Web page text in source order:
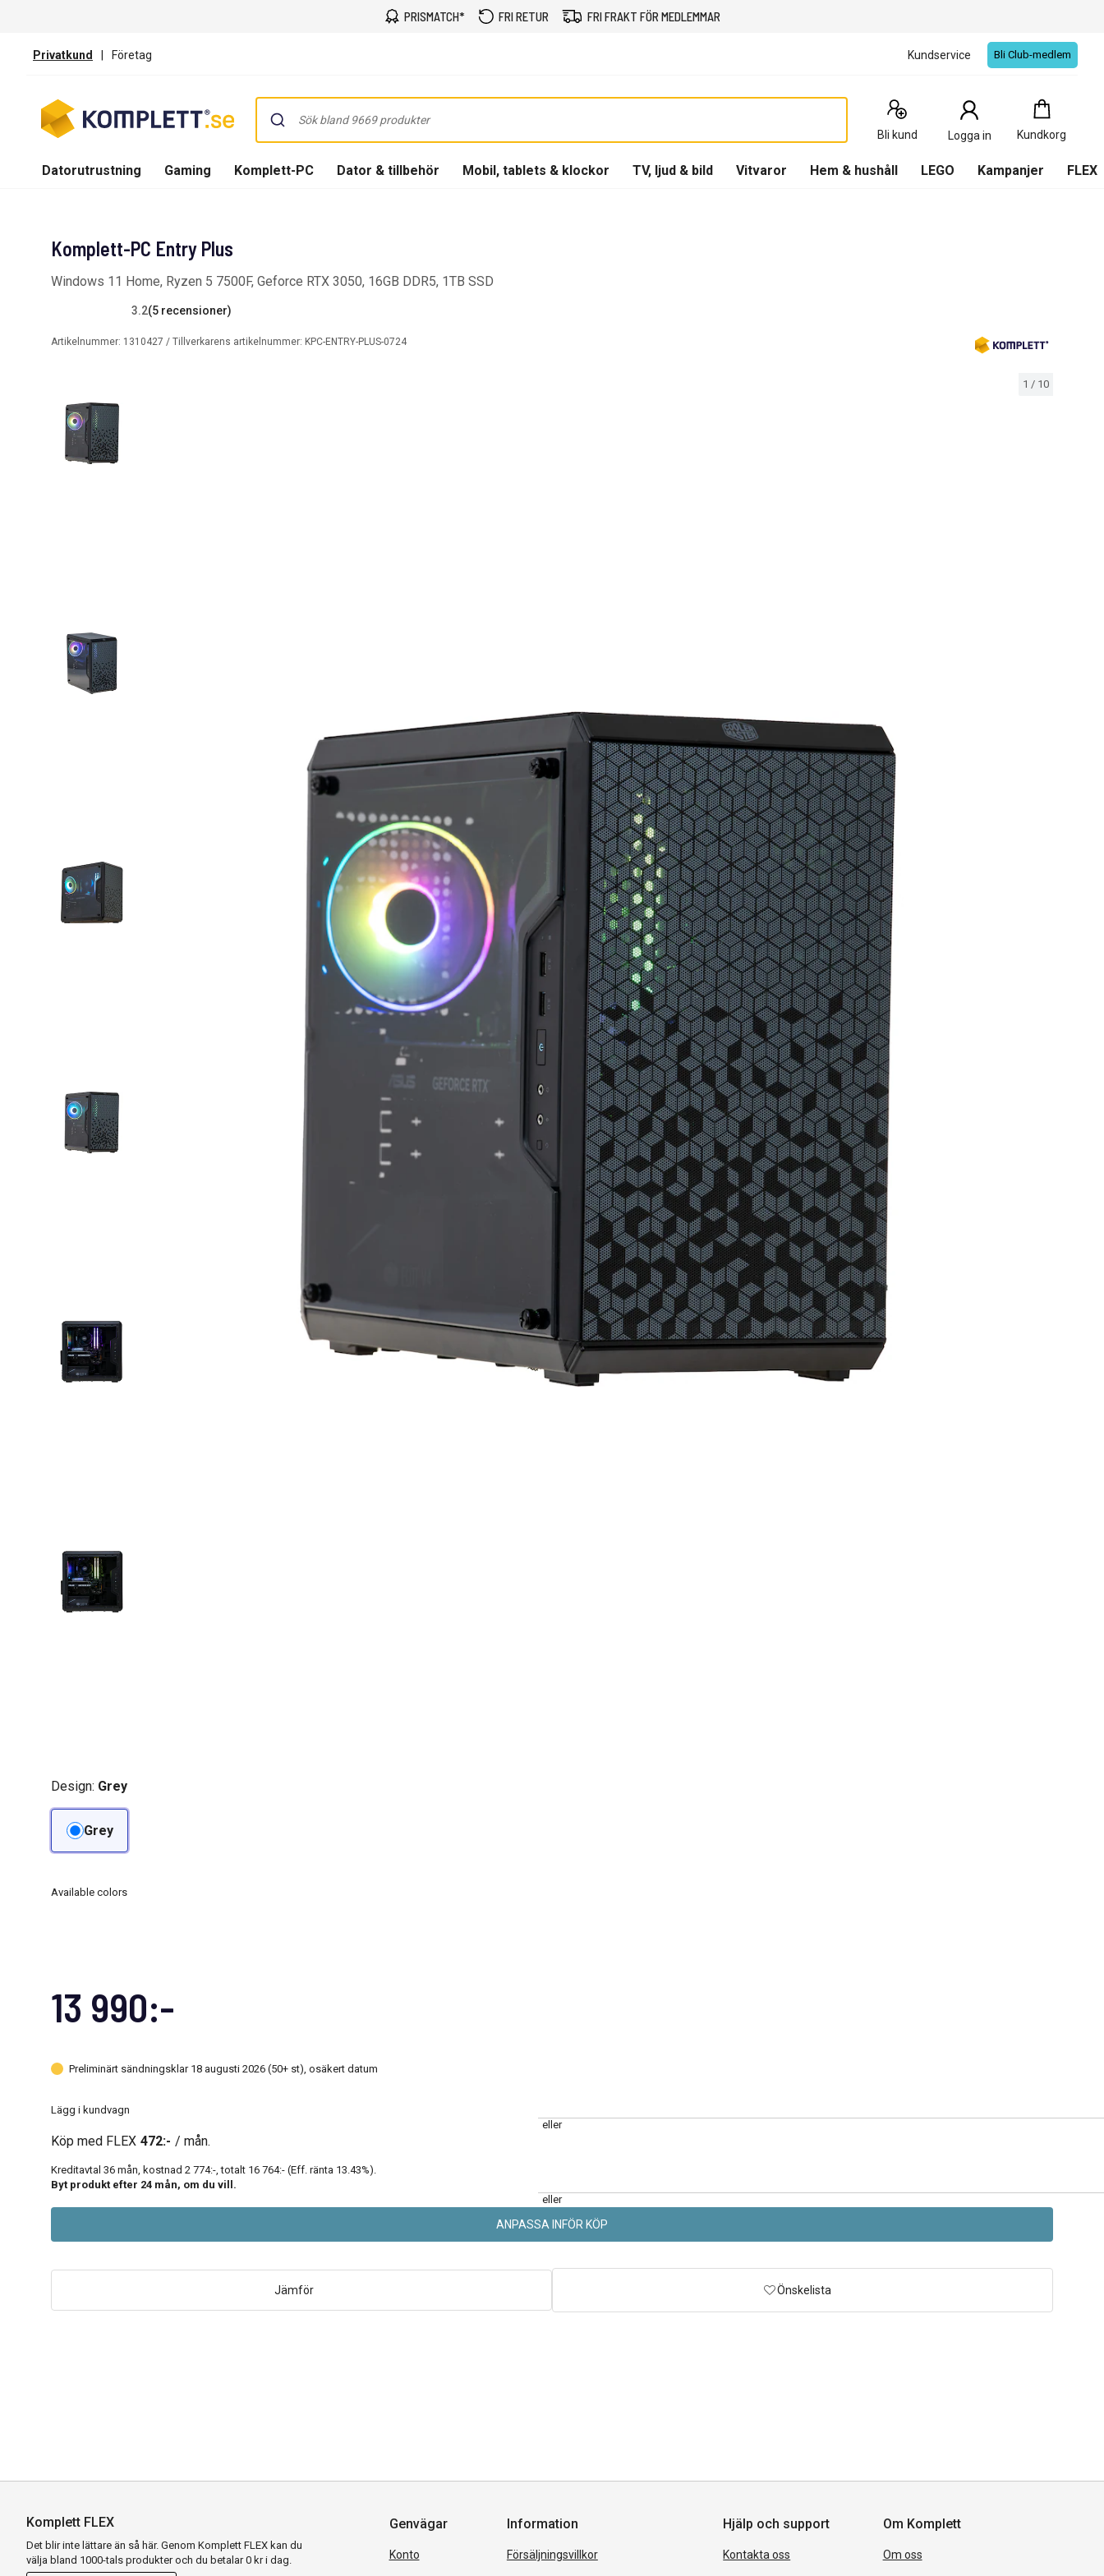
PRISMATCH* FRI RETUR FRI FRAKT FÖR MEDLEMMAR
Privatkund | Företag Kundservice Bli Club-medlem
Bli kund Logga in Kundkorg
Kundkorg
0
Produkter
Datorutrustning Gaming Komplett-PC Dator & tillbehör Mobil, tablets & klockor TV, ljud & bild Vitvaror Hem & hushåll LEGO Kampanjer FLEX
1 / 10
Komplett-PC Entry Plus
Windows 11 Home, Ryzen 5 7500F, Geforce RTX 3050, 16GB DDR5, 1TB SSD
3.2(5 recensioner)
Artikelnummer: 1310427 / Tillverkarens artikelnummer: KPC-ENTRY-PLUS-0724
13 990:-
Design: Grey
Grey
Available colors
Preliminärt sändningsklar 18 augusti 2026 (50+ st), osäkert datum
Lägg i kundvagn
eller
Köp med FLEX 472:- / mån.
Kreditavtal 36 mån, kostnad 2 774:- , totalt 16 764:- (Eff. ränta 13.43%).
Byt produkt efter 24 mån, om du vill.
eller
ANPASSA INFÖR KÖP
Jämför Önskelista
Komplett FLEX
Det blir inte lättare än så här. Genom Komplett FLEX kan du
välja bland 1000-tals produkter och du betalar 0 kr i dag.
Genvägar
Konto
Information
Försäljningsvillkor
Hjälp och support
Kontakta oss
Om Komplett
Om oss